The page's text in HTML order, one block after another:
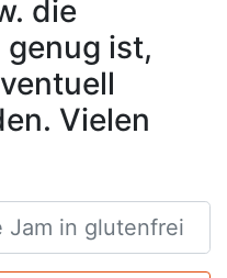
die
ist,
Vielen